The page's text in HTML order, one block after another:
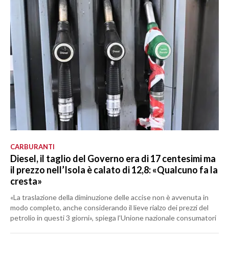
CARBURANTI
Diesel, il taglio del Governo era di 17 centesimi ma
il prezzo nell’Isola è calato di 12,8: «Qualcuno fa la
cresta»
«La traslazione della diminuzione delle accise non è avvenuta in
modo completo, anche considerando il lieve rialzo dei prezzi del
petrolio in questi 3 giorni», spiega l’Unione nazionale consumatori